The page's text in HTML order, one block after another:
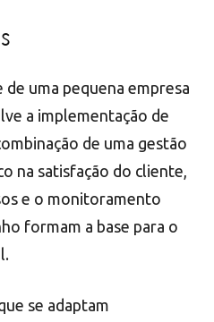
uma pequena empresa
a implementação de
de uma gestão
na satisfação do cliente,
e o monitoramento
formam a base para o
se adaptam